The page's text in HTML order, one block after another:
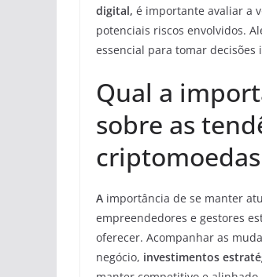
digital, é importante avaliar a
potenciais riscos envolvidos.
essencial para tomar decisões
Qual a
sobre as
A importância de se manter
empreendedores e gestores
oferecer. Acompanhar as
negócio, investimentos